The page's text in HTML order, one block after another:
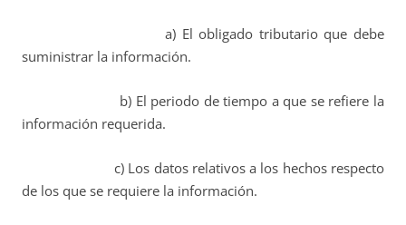
a) El obligado tributario que debe
suministrar la información.
b) El periodo de tiempo a que se refiere la
información requerida.
c) Los datos relativos a los hechos respecto
de los que se requiere la información.